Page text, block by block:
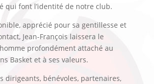
qui font l’identité de notre club.
apprécié pour sa gentillesse et
Jean-François laissera le
profondément attaché au
Basket et à ses valeurs.
dirigeants, bénévoles, partenaires,